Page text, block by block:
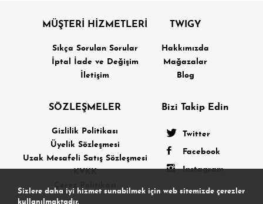
MÜŞTERİ HİZMETLERİ
Sıkça Sorulan Sorular
İptal İade ve Değişim
İletişim
TWIGY
Hakkımızda
Mağazalar
Blog
SÖZLEŞMELER
Gizlilik Politikası
Üyelik Sözleşmesi
Uzak Mesafeli Satış Sözleşmesi
Bizi Takip Edin
Twitter
Facebook
Instagram
Sizlere daha iyi hizmet sunabilmek için web sitemizde çerezler
kullanılmaktadır.